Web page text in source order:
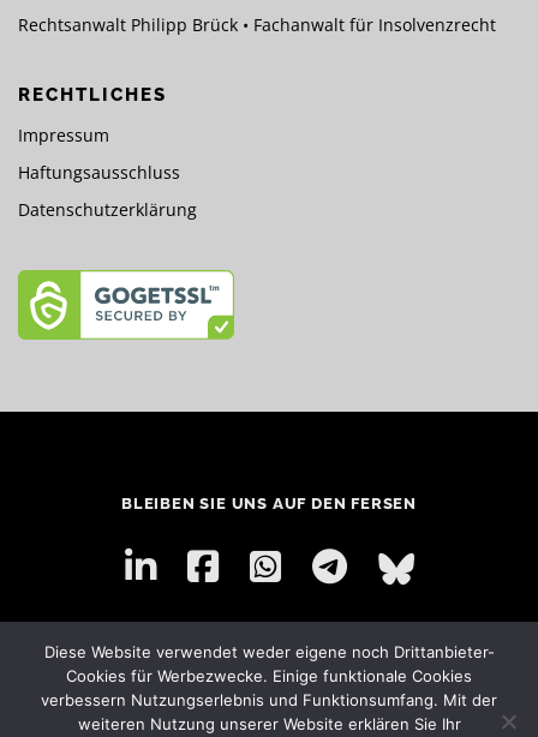
Rechtsanwalt Philipp Brück • Fachanwalt für Insolvenzrecht
RECHTLICHES
Impressum
Haftungsausschluss
Datenschutzerklärung
BLEIBEN SIE UNS AUF DEN FERSEN
Diese Website verwendet weder eigene noch Drittanbieter-
Cookies für Werbezwecke. Einige funktionale Cookies
verbessern Nutzungserlebnis und Funktionsumfang. Mit der
weiteren Nutzung unserer Website erklären Sie Ihr